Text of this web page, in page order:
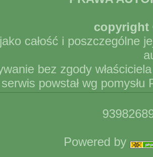
copyright
całość i poszczególne
bez zgody
serwis powstał wg
Powered by